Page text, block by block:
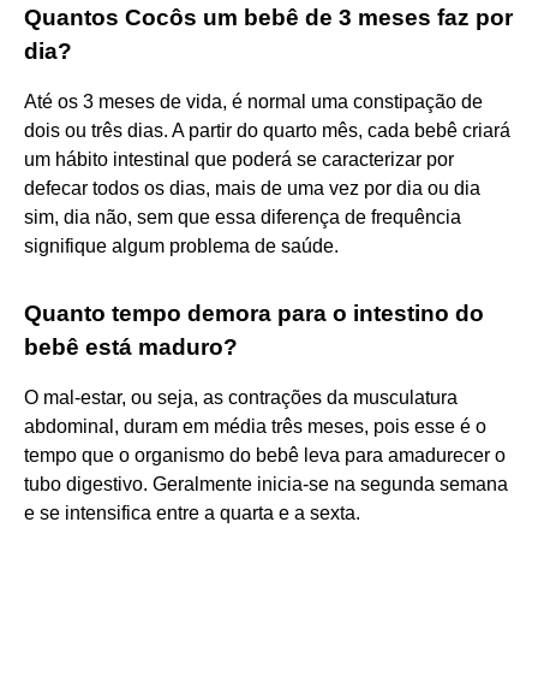
Quantos Cocôs um bebê de 3 meses faz por
dia?
Até os 3 meses de vida, é normal uma constipação de
dois ou três dias. A partir do quarto mês, cada bebê criará
um hábito intestinal que poderá se caracterizar por
defecar todos os dias, mais de uma vez por dia ou dia
sim, dia não, sem que essa diferença de frequência
signifique algum problema de saúde.
Quanto tempo demora para o intestino do
bebê está maduro?
O mal-estar, ou seja, as contrações da musculatura
abdominal, duram em média três meses, pois esse é o
tempo que o organismo do bebê leva para amadurecer o
tubo digestivo. Geralmente inicia-se na segunda semana
e se intensifica entre a quarta e a sexta.